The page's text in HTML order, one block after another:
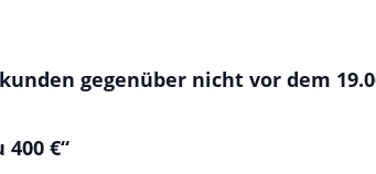
gegenüber nicht vor dem
€“